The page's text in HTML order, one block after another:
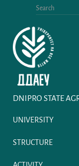
DNIPRO STATE
UNIVERSITY
STRUCTURE